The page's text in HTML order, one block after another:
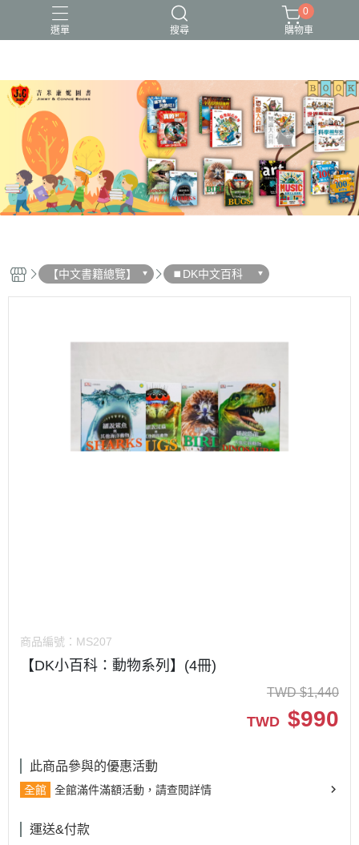
選單 搜尋
0
購物車
【中文書籍總覽】 ⏹︎DK中文百科
商品編號： MS207
【DK小百科：動物系列】(4冊)
TWD $1,440
TWD $990
此商品參與的優惠活動
全館 全館滿件滿額活動，請查閱詳情
運送&付款